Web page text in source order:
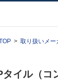
取り扱いメー
イル（コ